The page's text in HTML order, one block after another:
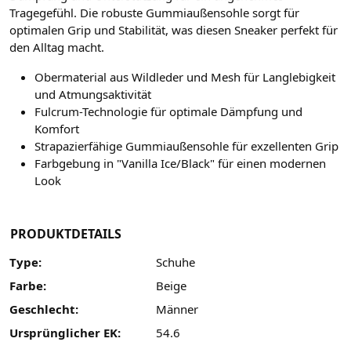
Tragegefühl. Die robuste Gummiaußensohle sorgt für
optimalen Grip und Stabilität, was diesen Sneaker perfekt für
den Alltag macht.
Obermaterial aus Wildleder und Mesh für Langlebigkeit
und Atmungsaktivität
Fulcrum-Technologie für optimale Dämpfung und
Komfort
Strapazierfähige Gummiaußensohle für exzellenten Grip
Farbgebung in "Vanilla Ice/Black" für einen modernen
Look
PRODUKTDETAILS
Type:
Schuhe
Farbe:
Beige
Geschlecht:
Männer
Ursprünglicher EK:
54.6